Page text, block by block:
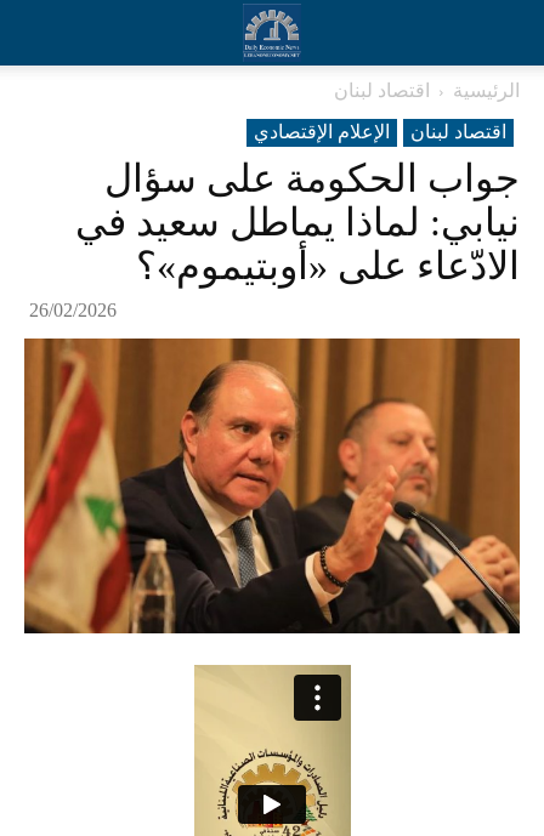
الرئيسية
اقتصاد لبنان
اقتصاد لبنان
الإعلام الإقتصادي
جواب الحكومة على سؤال
نيابي: لماذا يماطل سعيد في
الادّعاء على «أوبتيموم»؟
26/02/2026